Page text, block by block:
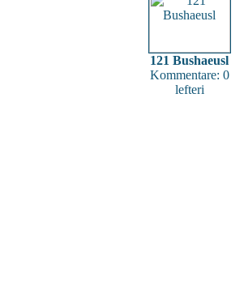
121 Bushaeusl
Kommentare: 0
lefteri